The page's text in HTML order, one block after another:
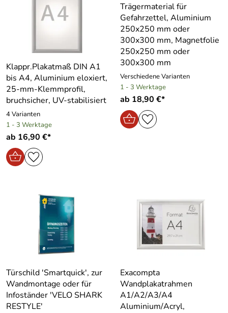
Klappr.Plakatmaß DIN A1
bis A4, Aluminium eloxiert,
25-mm-Klemmprofil,
bruchsicher, UV-stabilisiert
4 Varianten
1 - 3 Werktage
ab 16,90 €*
Trägermaterial für
Gefahrzettel, Aluminium
250x250 mm oder
300x300 mm, Magnetfolie
250x250 mm oder
300x300 mm
Verschiedene Varianten
1 - 3 Werktage
ab 18,90 €*
Türschild ′Smartquick′, zur
Wandmontage oder für
Infoständer ′VELO SHARK
RESTYLE′
Exacompta
Wandplakatrahmen
A1/A2/A3/A4
Aluminium/Acryl,